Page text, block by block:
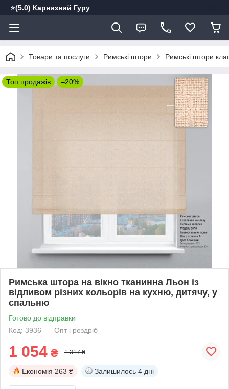
⭐️(5.0) Карнизний Гуру
Товари та послуги Римські штори Римські штори
Топ продажів –20%
Римська штора на вікно тканинна Льон із
відливом різних кольорів на кухню, дитячу, у
спальню
Готово до відправки
Код: 3936
Опт і роздріб
1 054 ₴ 1 317 ₴
Економія 263 ₴ Залишилось 4 дні